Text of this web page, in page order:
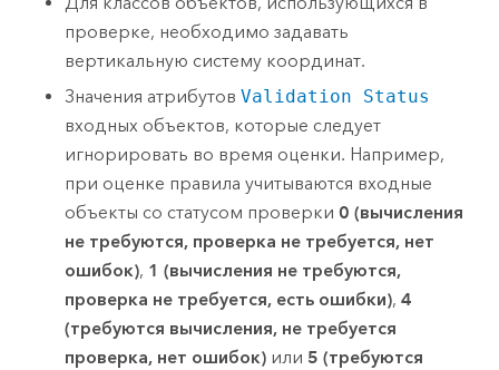
проверке, необходимо задавать
вертикальную систему координат.
Значения атрибутовValidation Status
входных объектов, которые следует
игнорировать во время оценки. Например,
при оценке правила учитываются входные
объекты со статусом проверки 0 (вычисления
не требуются, проверка не требуется, нет
ошибок), 1 (вычисления не требуются,
проверка не требуется, есть ошибки),4
(требуются вычисления, не требуется
проверка, нет ошибок) или 5 (требуются